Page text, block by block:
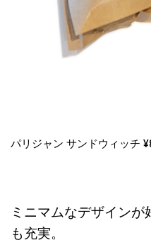
パリジャン サンドウィッチ
ミニマムなデザイン
も充実。